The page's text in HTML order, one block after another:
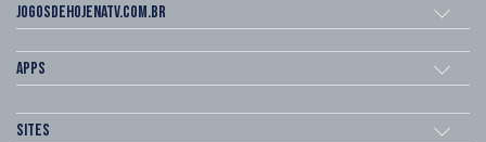
Jogosdehojenatv.com.br
Apps
Sites